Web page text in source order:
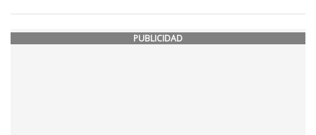
PUBLICIDAD